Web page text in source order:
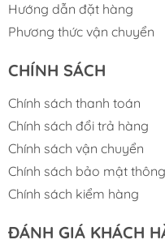
Hướng dẫn đặt hàng
Phương thức vận chuyển
CHÍNH SÁCH
Chính sách thanh toán
Chính sách đổi trả hàng
Chính sách vận chuyển
Chính sách bảo mật
Chính sách kiểm hàng
ĐÁNH GIÁ KHÁCH